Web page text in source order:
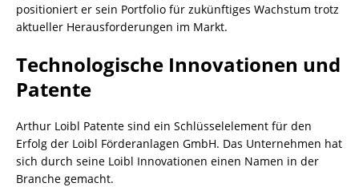
positioniert er sein Portfolio für zukünftiges Wachstum trotz
aktueller Herausforderungen im Markt.
Technologische Innovationen und
Patente
Arthur Loibl Patente sind ein Schlüsselelement für den
Erfolg der Loibl Förderanlagen GmbH. Das Unternehmen hat
sich durch seine Loibl Innovationen einen Namen in der
Branche gemacht.